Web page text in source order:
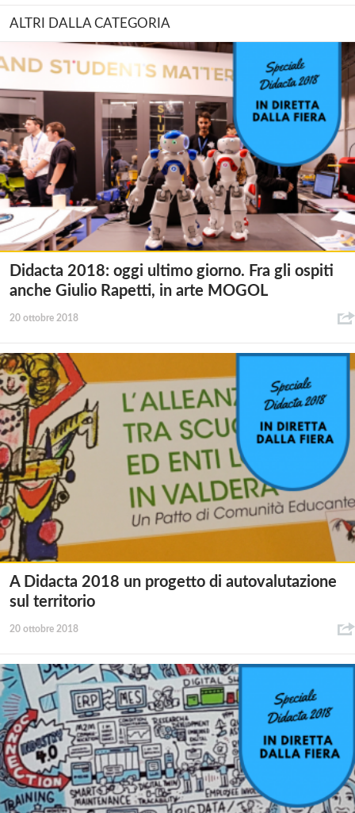
ALTRI DALLA CATEGORIA
Didacta 2018: oggi ultimo giorno. Fra gli ospiti
anche Giulio Rapetti, in arte MOGOL
20 ottobre 2018
A Didacta 2018 un progetto di autovalutazione
sul territorio
20 ottobre 2018